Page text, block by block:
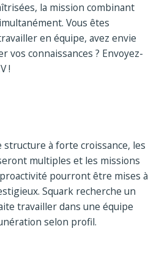
la mission combinant
Vous êtes
en équipe, avez envie
vos connaissances ? Envoyez-
!
à forte croissance, les
multiples et les missions
pourront être mises à
Squark recherche un
travailler dans une équipe
selon profil.